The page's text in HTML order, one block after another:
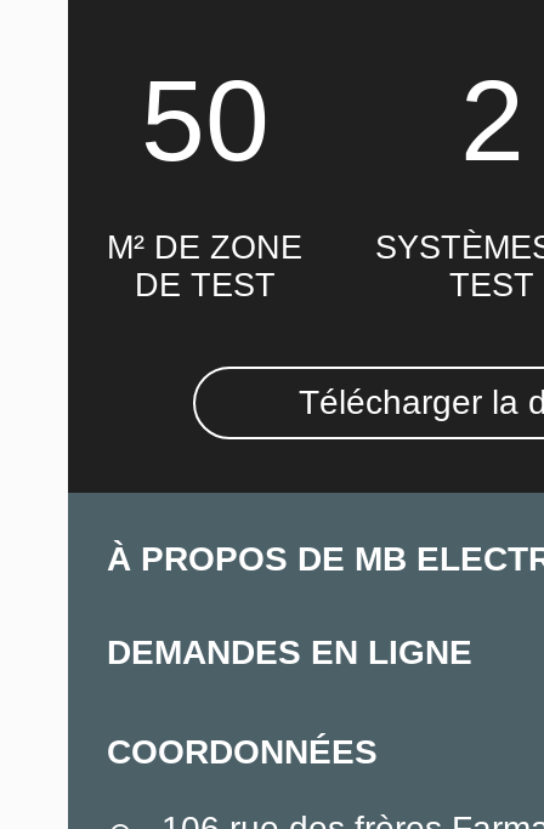
Télécharger la
TEST
50 2
M² DE ZONE
DE TEST
À PROPOS DE MB
DEMANDES EN LIGNE
COORDONNÉES